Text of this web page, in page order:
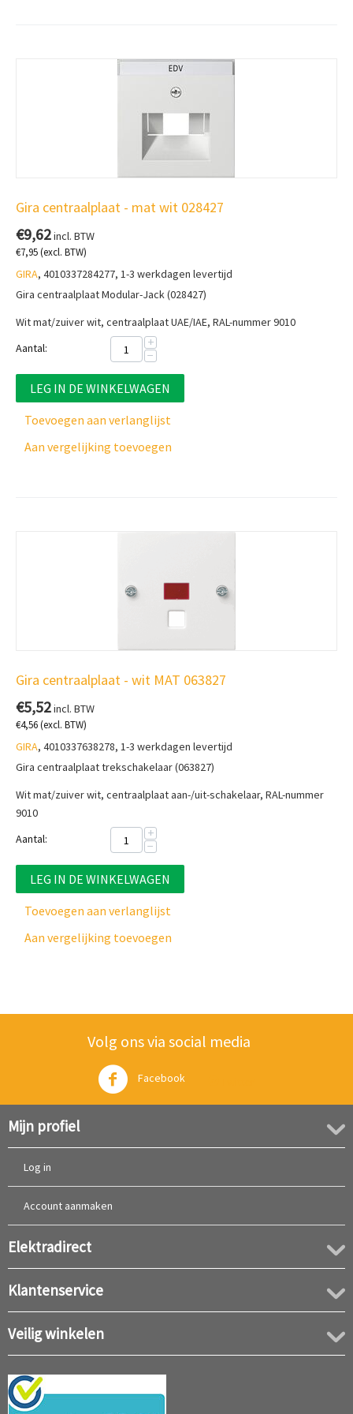
Gira centraalplaat - mat wit 028427
€9,62incl. BTW
€7,95(excl. BTW)
GIRA, 4010337284277, 1-3 werkdagen levertijd
Gira centraalplaat Modular-Jack (028427)
Wit mat/zuiver wit, centraalplaat UAE/IAE, RAL-nummer 9010
Aantal:
+
−
LEG IN DE WINKELWAGEN
Toevoegen aan verlanglijst
Aan vergelijking toevoegen
Gira centraalplaat - wit MAT 063827
€5,52incl. BTW
€4,56(excl. BTW)
GIRA, 4010337638278, 1-3 werkdagen levertijd
Gira centraalplaat trekschakelaar (063827)
Wit mat/zuiver wit, centraalplaat aan-/uit-schakelaar, RAL-nummer
9010
Aantal:
+
−
LEG IN DE WINKELWAGEN
Toevoegen aan verlanglijst
Aan vergelijking toevoegen
Volg ons via social media
Facebook
Mijn profiel
Log in
Account aanmaken
Elektradirect
Klantenservice
Veilig winkelen